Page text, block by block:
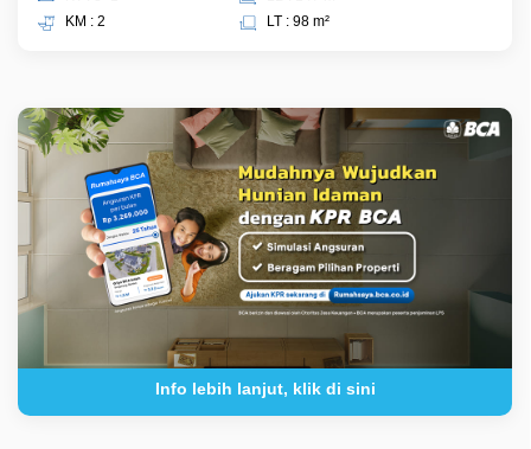
KM : 2
LT : 98 m²
Info lebih lanjut, klik di sini